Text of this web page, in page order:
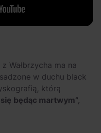
Wałbrzycha ma na
w duchu black
którą
się będąc martwym”,